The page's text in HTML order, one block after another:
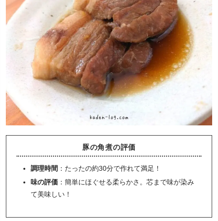
豚の角煮の評価
調理時間 ：たったの約30分で作れて満足！
味の評価：簡単にほぐせる柔らかさ。芯まで味が染み
て美味しい！